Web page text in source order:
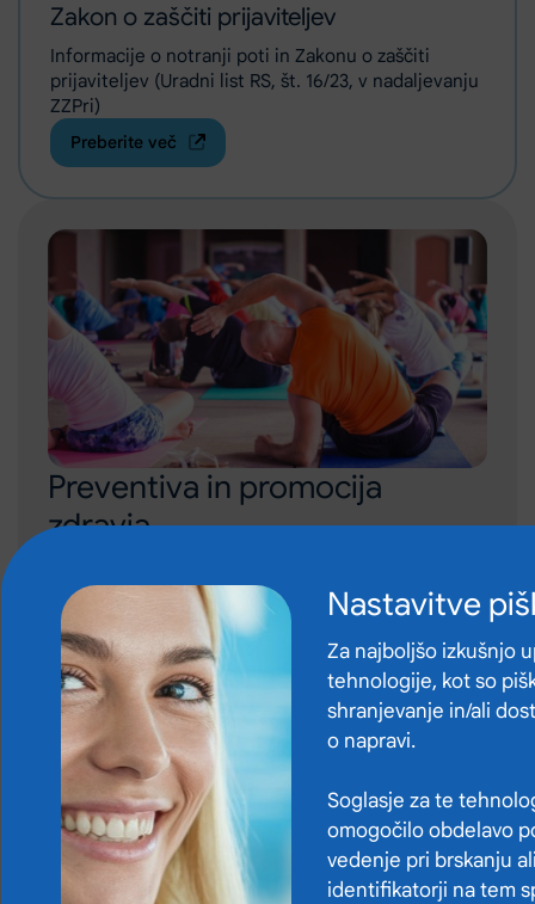
Nastavitve
Za najboljšo izkušnjo
tehnologije, kot so
shranjevanje in/ali
o napravi.
Soglasje za te
omogočilo obdelavo
vedenje pri brskanju
identifikatorji na tem
Zakon o zaščiti prijaviteljev
Informacije o notranji poti in Zakonu o zaščiti
prijaviteljev (Uradni list RS, št. 16/23, v nadaljevanju
ZZPri)
Preberite več
Preventiva in promocija
zdravja
skrbi za dobro počutje posameznika in skupnosti. Z
različnimi programi, svetovanji in preventivnimi
pregledi spodbujamo zdrav način življenja, zgodnje
odkrivanje bolezni ter ohranjanje telesnega in
duševnega zdravja.
Preberite več